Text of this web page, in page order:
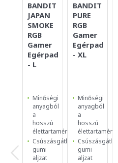
BANDIT
JAPAN
SMOKE
RGB
Gamer
Egérpad
- L
Minőségi
anyagból
a
hosszú
élettartamért
Csúszásgátló
gumi
aljzat
BANDIT
PURE
RGB
Gamer
Egérpad
- XL
Minőségi
anyagból
a
hosszú
élettartamért
Csúszásgátló
gumi
aljzat